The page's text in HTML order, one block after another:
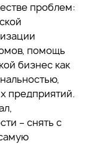
проблем:
помощь
бизнес как
предприятий.
– снять с